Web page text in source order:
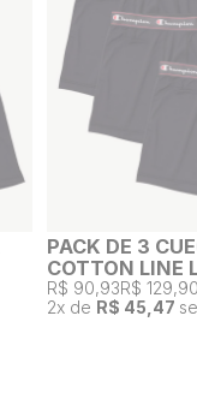
PACK DE 3
COTTON LINE
R$ 90,93R$ 129,90
2x de R$ 45,47